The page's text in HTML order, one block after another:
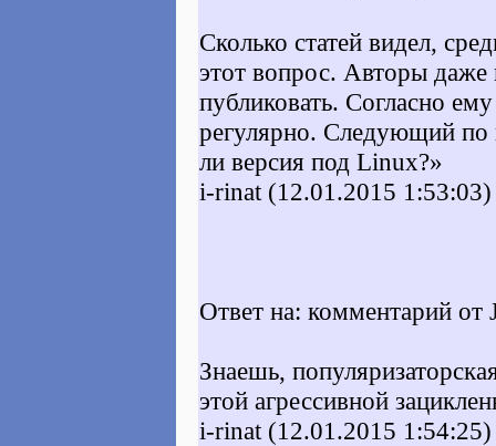
Сколько статей видел,
этот вопрос. Авторы
публиковать. Согласно
регулярно. Следующий по
ли версия под Linux?»
i-rinat (12.01.2015 1:53:03)
Ответ на: комментарий
Знаешь,
этой агрессивной
i-rinat (12.01.2015 1:54:25)